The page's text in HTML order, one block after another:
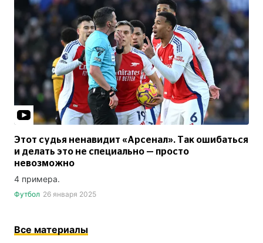
Этот судья ненавидит «Арсенал». Так ошибаться
и делать это не специально — просто
невозможно
4 примера.
Футбол 26 января 2025
Все материалы